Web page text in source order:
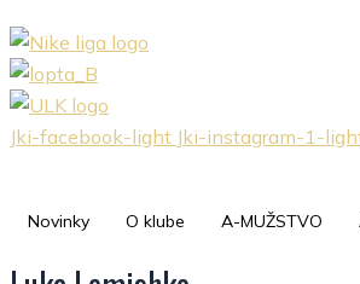
Jki-facebook-light Jki-instagram-1-
Novinky O klube A-MUŽSTVO